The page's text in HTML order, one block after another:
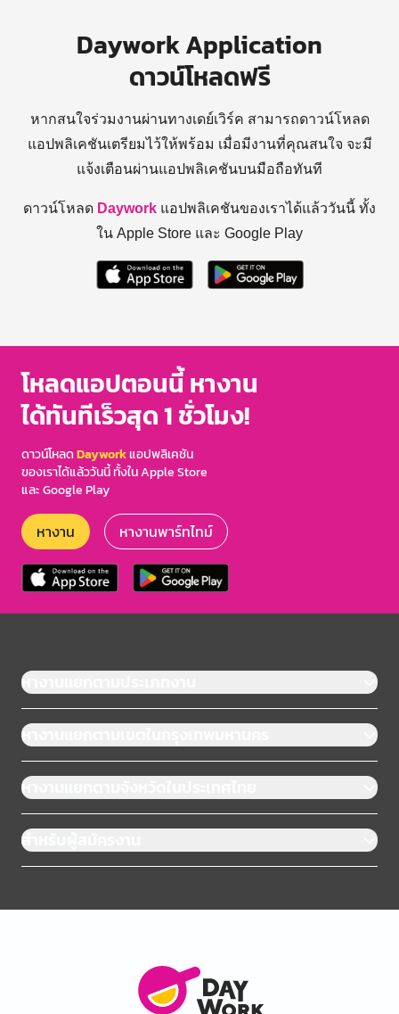
Daywork Application
ดาวน์โหลดฟรี
หากสนใจร่วมงานผ่านทางเดย์เวิร์ค สามารถดาวน์โหลด
แอปพลิเคชันเตรียมไว้ให้พร้อม เมื่อมีงานที่คุณสนใจ จะมี
แจ้งเตือนผ่านแอปพลิเคชันบนมือถือทันที
ดาวน์โหลด Daywork แอปพลิเคชันของเราได้แล้ววันนี้ ทั้ง
ใน Apple Store และ Google Play
โหลดแอปตอนนี้ หางาน
ได้ทันทีเร็วสุด 1 ชั่วโมง!
ดาวน์โหลดDayworkแอปพลิเคชัน
ของเราได้แล้ววันนี้ ทั้งใน Apple Store
และ Google Play
หางาน หางานพาร์ทไทม์
หางานแยกตามประเภทงาน
หางานแยกตามเขตในกรุงเทพมหานคร
หางานแยกตามจังหวัดในประเทศไทย
สำหรับผู้สมัครงาน